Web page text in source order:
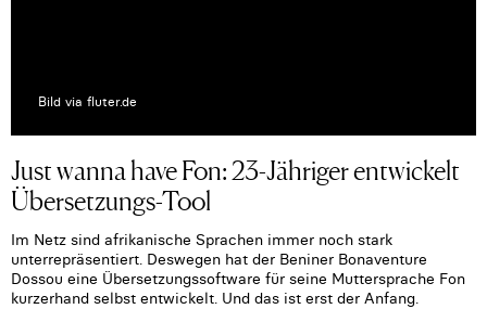
Bild via fluter.de
Just wanna have Fon: 23-Jähriger entwickelt
Übersetzungs-Tool
Im Netz sind afrikanische Sprachen immer noch stark
unterrepräsentiert. Deswegen hat der Beniner Bonaventure
Dossou eine Übersetzungssoftware für seine Muttersprache Fon
kurzerhand selbst entwickelt. Und das ist erst der Anfang.